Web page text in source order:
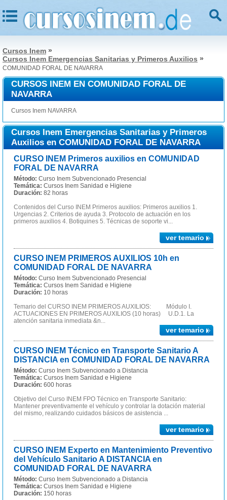
Cursos Inem »
Cursos Inem Emergencias Sanitarias y Primeros Auxilios »
COMUNIDAD FORAL DE NAVARRA
CURSOS INEM EN COMUNIDAD FORAL DE
NAVARRA
Cursos Inem NAVARRA
Cursos Inem Emergencias Sanitarias y Primeros
Auxilios en COMUNIDAD FORAL DE NAVARRA
CURSO INEM Primeros auxilios en COMUNIDAD
FORAL DE NAVARRA
Método: Curso Inem Subvencionado Presencial
Temática: Cursos Inem Sanidad e Higiene
Duración: 82 horas
Contenidos del Curso INEM Primeros auxilios: Primeros auxilios 1.
Urgencias 2. Criterios de ayuda 3. Protocolo de actuación en los
primeros auxilios 4. Botiquines 5. Técnicas de soporte vi...
ver temario
CURSO INEM PRIMEROS AUXILIOS 10h en
COMUNIDAD FORAL DE NAVARRA
Método: Curso Inem Subvencionado Presencial
Temática: Cursos Inem Sanidad e Higiene
Duración: 10 horas
Temario del CURSO INEM PRIMEROS AUXILIOS: Módulo I.
ACTUACIONES EN PRIMEROS AUXILIOS (10 horas) U.D.1. La
atención sanitaria inmediata &n...
ver temario
CURSO INEM Técnico en Transporte Sanitario A
DISTANCIA en COMUNIDAD FORAL DE NAVARRA
Método: Curso Inem Subvencionado a Distancia
Temática: Cursos Inem Sanidad e Higiene
Duración: 600 horas
Objetivo del Curso INEM FPO Técnico en Transporte Sanitario:
Mantener preventivamente el vehículo y controlar la dotación material
del mismo, realizando cuidados básicos de asistencia ...
ver temario
CURSO INEM Experto en Mantenimiento Preventivo
del Vehículo Sanitario A DISTANCIA en
COMUNIDAD FORAL DE NAVARRA
Método: Curso Inem Subvencionado a Distancia
Temática: Cursos Inem Sanidad e Higiene
Duración: 150 horas